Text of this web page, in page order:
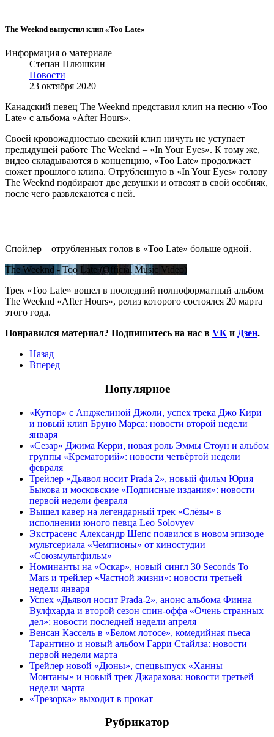
The Weeknd выпустил клип «Too Late»
Информация о материале
Степан Плюшкин
Новости
23 октября 2020
Канадский певец The Weeknd представил клип на песню «Too
Late» с альбома «After Hours».
Своей кровожадностью свежий клип ничуть не уступает
предыдущей работе The Weeknd – «In Your Eyes». К тому же,
видео складываются в концепцию, «Too Late» продолжает
сюжет прошлого клипа. Отрубленную в «In Your Eyes» голову
The Weeknd подбирают две девушки и отвозят в свой особняк,
после чего развлекаются с ней.
Спойлер – отрубленных голов в «Too Late» больше одной.
The Weeknd - Too Late (Official Music Video)
Трек «Too Late» вошел в последний полноформатный альбом
The Weeknd «After Hours», релиз которого состоялся 20 марта
этого года.
Понравился материал? Подпишитесь на нас в VK и Дзен.
Назад
Вперед
Популярное
«Кутюр» с Анджелиной Джоли, успех трека Джо Кири
и новый клип Бруно Марса: новости второй недели
января
«Сезар» Джима Керри, новая роль Эммы Стоун и альбом
группы «Крематорий»: новости четвёртой недели
февраля
Трейлер «Дьявол носит Prada 2», новый фильм Юрия
Быкова и московские «Подписные издания»: новости
первой недели февраля
Вышел кавер на легендарный трек «Слёзы» в
исполнении юного певца Leo Solovyev
Экстрасенс Александр Шепс появился в новом эпизоде
мультсериала «Чемпионы» от киностудии
«Союзмультфильм»
Номинанты на «Оскар», новый сингл 30 Seconds To
Mars и трейлер «Частной жизни»: новости третьей
недели января
Успех «Дьявол носит Prada-2», анонс альбома Финна
Вулфхарда и второй сезон спин-оффа «Очень странных
дел»: новости последней недели апреля
Венсан Кассель в «Белом лотосе», комедийная пьеса
Тарантино и новый альбом Гарри Стайлза: новости
первой недели марта
Трейлер новой «Дюны», спецвыпуск «Ханны
Монтаны» и новый трек Джарахова: новости третьей
недели марта
«Трезорка» выходит в прокат
Рубрикатор